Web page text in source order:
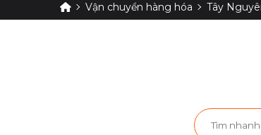
Vận chuyển hàng hóa Tây